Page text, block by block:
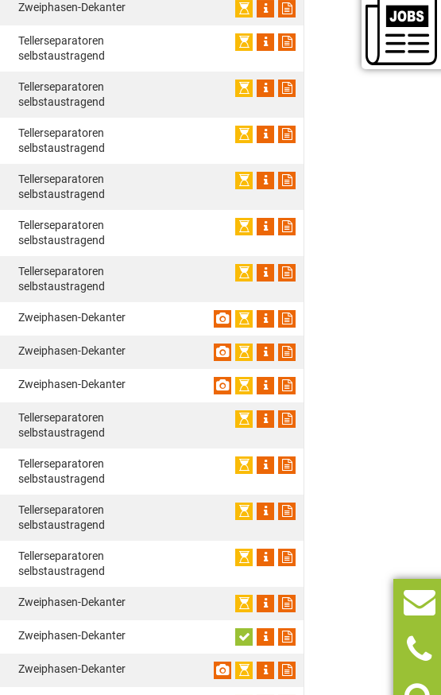
Zweiphasen-Dekanter
Tellerseparatoren
selbstaustragend
Tellerseparatoren
selbstaustragend
Tellerseparatoren
selbstaustragend
Tellerseparatoren
selbstaustragend
Tellerseparatoren
selbstaustragend
Tellerseparatoren
selbstaustragend
Zweiphasen-Dekanter
Zweiphasen-Dekanter
Zweiphasen-Dekanter
Tellerseparatoren
selbstaustragend
Tellerseparatoren
selbstaustragend
Tellerseparatoren
selbstaustragend
Tellerseparatoren
selbstaustragend
Zweiphasen-Dekanter
Zweiphasen-Dekanter
Zweiphasen-Dekanter